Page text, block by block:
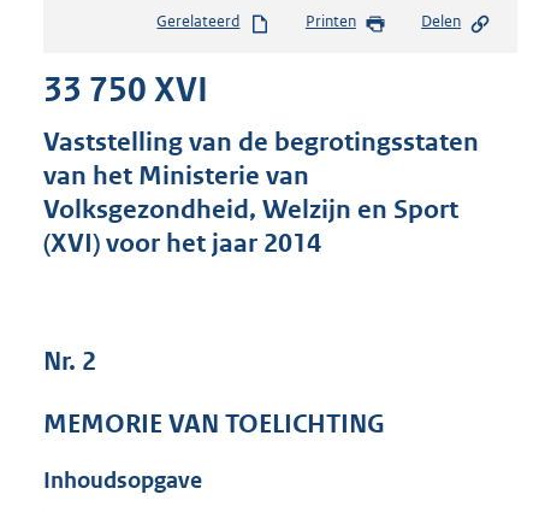
s
s
r
1
Gerelateerd Printen Delen
33 750 XVI
Vaststelling van de begrotingsstaten
van het Ministerie van
Volksgezondheid, Welzijn en Sport
(XVI) voor het jaar 2014
Nr. 2
MEMORIE VAN TOELICHTING
Inhoudsopgave